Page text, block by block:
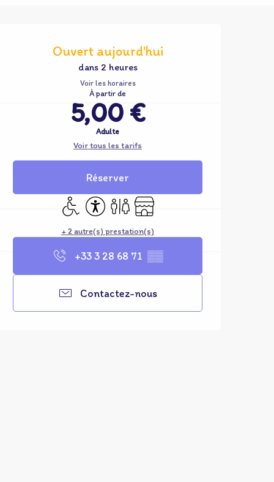
Ouvert aujourd'hui
dans 2 heures
Voir les horaires
À partir de
5,00 €
Adulte
Voir tous les tarifs
Réserver
Accès handicapés
Accessibilité
ToilettesBoutique
+ 2 autre(s) prestation(s)
+33 3 28 68 71 ▒▒
Contactez-nous